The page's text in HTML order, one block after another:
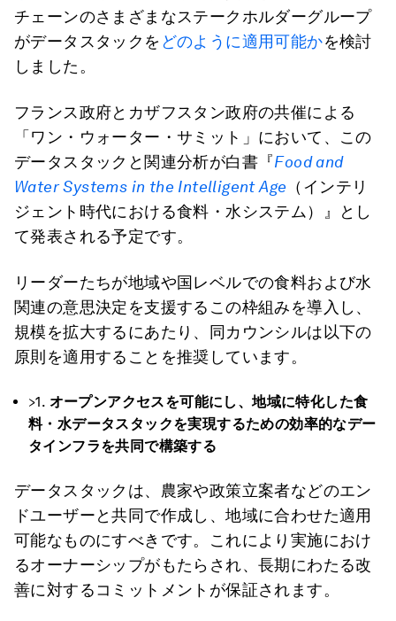
チェーンのさまざまなステークホルダーグループ
がデータスタックを どのように適用可能かを検討
しました。
フランス政府とカザフスタン政府の共催による
「ワン・ウォーター・サミット」において、この
データスタックと関連分析が白書『Food and
Water Systems in the Intelligent Age （インテリ
ジェント時代における食料・水システム）』とし
て発表される予定です。
リーダーたちが地域や国レベルでの食料および水
関連の意思決定を支援するこの枠組みを導入し、
規模を拡大するにあたり、同カウンシルは以下の
原則を適用することを推奨しています。
>1. オープンアクセスを可能にし、地域に特化した食
料・水データスタックを実現するための効率的なデー
タインフラを共同で構築する
データスタックは、農家や政策立案者などのエン
ドユーザーと共同で作成し、地域に合わせた適用
可能なものにすべきです。これにより実施におけ
るオーナーシップがもたらされ、長期にわたる改
善に対するコミットメントが保証されます。